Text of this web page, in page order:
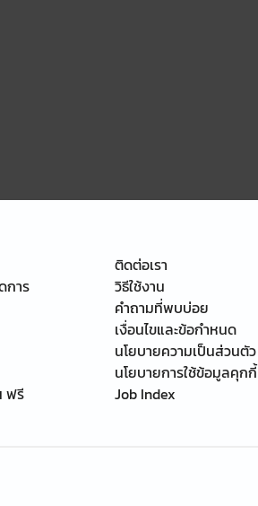
การ
ฟรี
ติดต่อเรา
วิธีใช้งาน
คำถามที่พบบ่อย
เงื่อนไขและข้อกำหนด
นโยบายความเป็นส่วนตัว
นโยบายการใช้ข้อมูลคุกกี้
Job Index